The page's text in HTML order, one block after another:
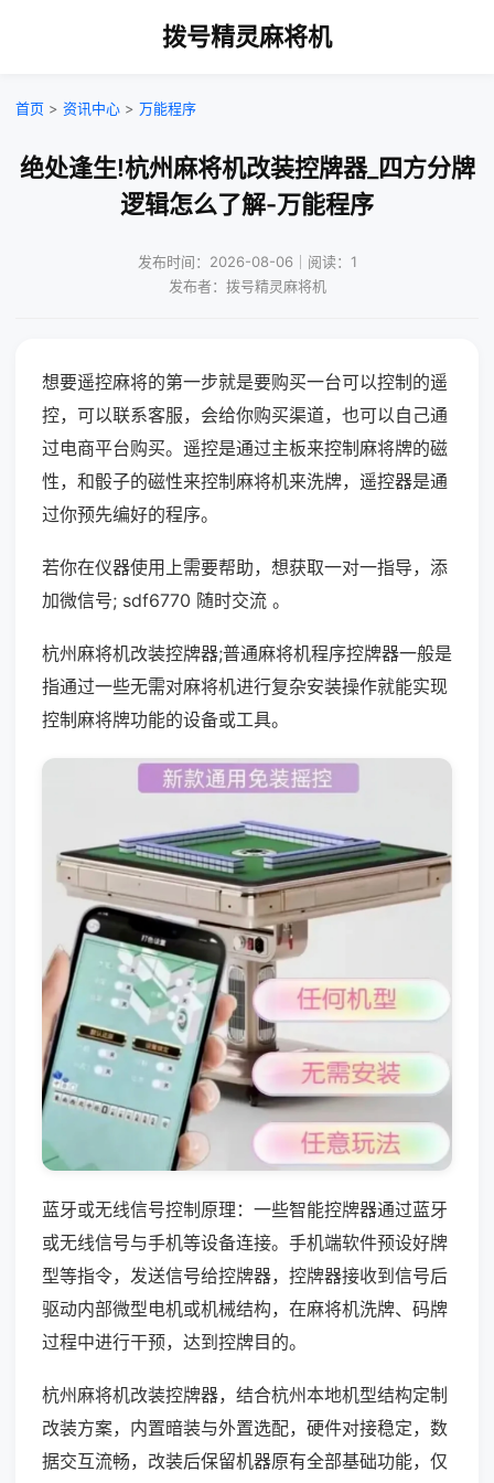
拨号精灵麻将机
首页 > 资讯中心 > 万能程序
绝处逢生!杭州麻将机改装控牌器_四方分牌
逻辑怎么了解-万能程序
发布时间：2026-08-06｜阅读：1
发布者：拨号精灵麻将机
想要遥控麻将的第一步就是要购买一台可以控制的遥
控，可以联系客服，会给你购买渠道，也可以自己通
过电商平台购买。遥控是通过主板来控制麻将牌的磁
性，和骰子的磁性来控制麻将机来洗牌，遥控器是通
过你预先编好的程序。
若你在仪器使用上需要帮助，想获取一对一指导，添
加微信号; sdf6770 随时交流 。
杭州麻将机改装控牌器;普通麻将机程序控牌器一般是
指通过一些无需对麻将机进行复杂安装操作就能实现
控制麻将牌功能的设备或工具。
蓝牙或无线信号控制原理：一些智能控牌器通过蓝牙
或无线信号与手机等设备连接。手机端软件预设好牌
型等指令，发送信号给控牌器，控牌器接收到信号后
驱动内部微型电机或机械结构，在麻将机洗牌、码牌
过程中进行干预，达到控牌目的。
杭州麻将机改装控牌器，结合杭州本地机型结构定制
改装方案，内置暗装与外置选配，硬件对接稳定，数
据交互流畅，改装后保留机器原有全部基础功能，仅